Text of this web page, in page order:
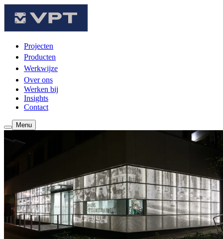
Projecten
Producten
Werkwijze
Over ons
Werken bij
Insights
Contact
Menu